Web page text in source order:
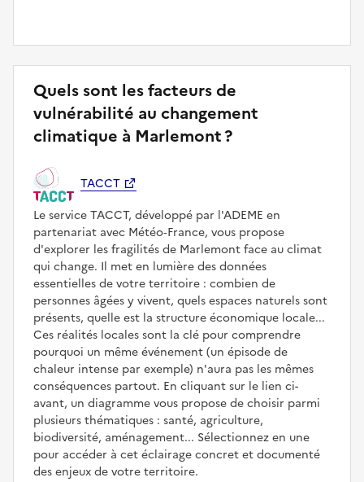
Quels sont les facteurs de
vulnérabilité au changement
climatique à Marlemont ?
TACCT
Le service TACCT, développé par l'ADEME en
partenariat avec Météo‑France, vous propose
d'explorer les fragilités de Marlemont face au climat
qui change. Il met en lumière des données
essentielles de votre territoire : combien de
personnes âgées y vivent, quels espaces naturels sont
présents, quelle est la structure économique locale...
Ces réalités locales sont la clé pour comprendre
pourquoi un même événement (un épisode de
chaleur intense par exemple) n'aura pas les mêmes
conséquences partout. En cliquant sur le lien ci-
avant, un diagramme vous propose de choisir parmi
plusieurs thématiques : santé, agriculture,
biodiversité, aménagement... Sélectionnez en une
pour accéder à cet éclairage concret et documenté
des enjeux de votre territoire.